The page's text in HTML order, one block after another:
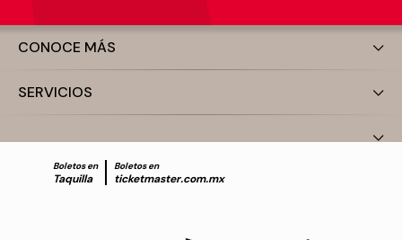
CONOCE MÁS
SERVICIOS
Boletos en
Taquilla
Boletos en
ticketmaster.com.mx